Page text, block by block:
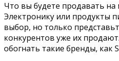
Что вы будете продавать на
Электронику или продукты
выбор, но только
конкурентов уже их
обогнать такие бренды, как